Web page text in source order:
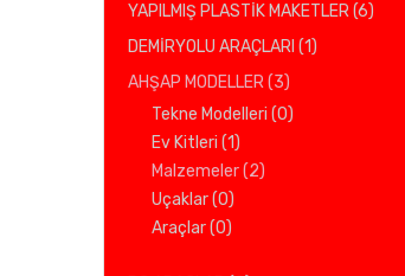
YAPILMIŞ PLASTİK MAKETLER (6)
DEMİRYOLU ARAÇLARI (1)
AHŞAP MODELLER (3)
Tekne Modelleri (0)
Ev Kitleri (1)
Malzemeler (2)
Uçaklar (0)
Araçlar (0)